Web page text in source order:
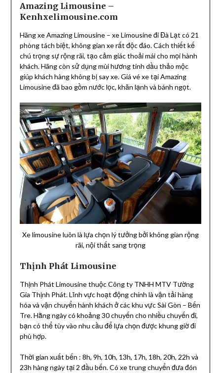
Amazing Limousine –
Kenhxelimousine.com
Hãng xe Amazing Limousine – xe Limousine đi Đà Lạt có 21
phòng tách biệt, không gian xe rất độc đáo. Cách thiết kế
chú trọng sự rộng rãi, tạo cảm giác thoải mái cho mọi hành
khách. Hãng còn sử dụng mùi hương tinh dầu thảo mộc
giúp khách hàng không bị say xe. Giá vé xe tại Amazing
Limousine đã bao gồm nước lọc, khăn lạnh và bánh ngọt.
Xe limousine luôn là lựa chọn lý tưởng bởi không gian rộng
rãi, nội thất sang trọng
Thịnh Phát Limousine
Thịnh Phát Limousine thuộc Công ty TNHH MTV Tường
Gia Thịnh Phát. Lĩnh vực hoạt động chính là vận tải hàng
hóa và vận chuyển hành khách ở các khu vực Sài Gòn – Bến
Tre. Hằng ngày có khoảng 30 chuyến cho nhiều chuyến đi,
bạn có thể tùy vào nhu cầu để lựa chọn được khung giờ đi
phù hợp.
Thời gian xuất bến : 8h, 9h, 10h, 13h, 17h, 18h, 20h, 22h và
23h hàng ngày tại 2 đầu bến. Có xe trung chuyển đưa đón